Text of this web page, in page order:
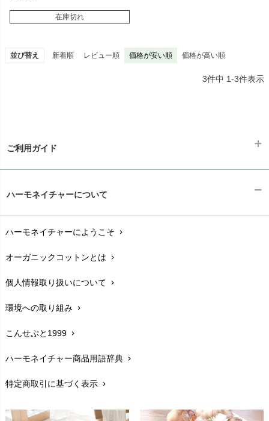
在庫切れ
並び替え 新着順 レビュー順 価格が安い順 価格が高い順
3件中 1-3件表示
ご利用ガイド
配送と送料chevron_right
在庫状況と発送予定chevron_right
サイズ・寸法chevron_right
生地・素材chevron_right
お手入れについて
レビューを書こうchevron_right
返品交換chevron_right
FAXでのご注文
ハーモネイチャーについて
ハーモネイチャーにようこそ chevron_right
オーガニックコットンとは chevron_right
個人情報取り扱いについて chevron_right
環境への取り組み chevron_right
こんせぷと1999 chevron_right
ハーモネイチャー商品用語辞典 chevron_right
特定商取引に基づく表示 chevron_right